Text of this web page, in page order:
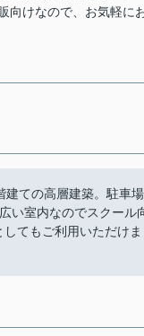
向けなので、お気軽に
建ての高層建築。駐車場
い室内なのでスクール
てもご利用いただけま